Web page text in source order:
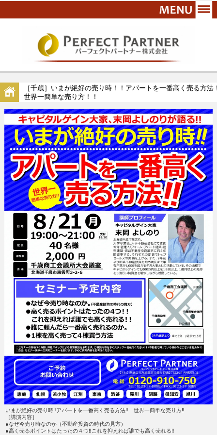
［千歳］いまが絶好の売り時！！アパートを一番高く売る方法
世界一簡単な売り方！！
いまが絶好の売り時‼アパートを一番高く売る方法‼ 世界一簡単な売り方‼
［講演内容］
●なぜ今売り時なのか（不動産投資の時代の見方）
●高く売るポイントはたったの４つ‼これを抑えれば誰でも高く売れる‼